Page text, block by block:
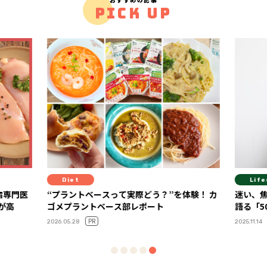
PICK UP
専門医
高
Diet
“プラントベースって実際どう？”を体験！ カ
ゴメプラントベース部レポート
2026.05.28 PR
迷い、
語る「
2025.11.14